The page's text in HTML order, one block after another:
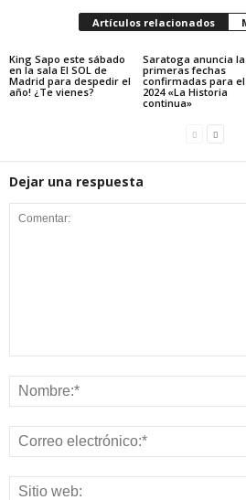
Artículos relacionados
King Sapo este sábado
en la sala El SOL de
Madrid para despedir el
año! ¿Te vienes?
Saratoga anuncia
primeras fechas
confirmadas para el
2024 «La Historia
continua»
Dejar una respuesta